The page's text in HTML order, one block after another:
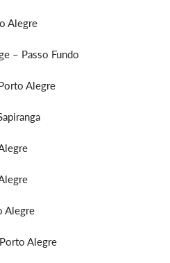
Alegre
– Passo Fundo
Alegre
Alegre
Alegre